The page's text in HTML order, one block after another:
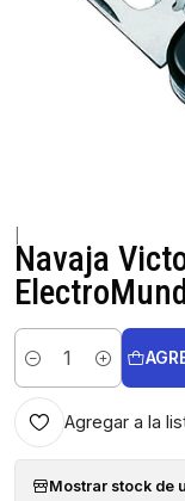
Navaja
Cantidad
Agregar a la
Mostrar stock de